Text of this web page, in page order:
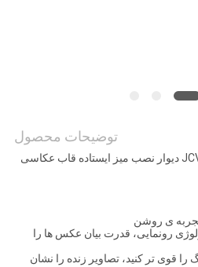
توضیحات محصول
JCVISION 14inch 1024x768 LED دیوار نصب میز ایستاده قاب عکاسی
رونمایی، قدرت بیان عکس ها را
قوی تر کنید، تصاویر زنده را نشان